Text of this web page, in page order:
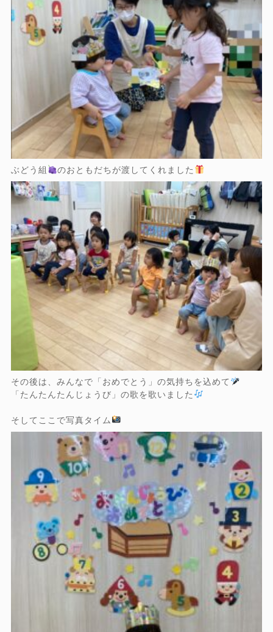
ぶどう組 のおともだちが渡してくれました
その後は、みんなで「おめでとう」の気持ちを込めて
「たんたんたんじょうび」の歌を歌いました
そしてここで写真タイム